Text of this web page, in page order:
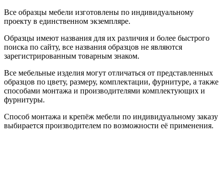
Все образцы мебели изготовлены по индивидуальному
проекту в единственном экземпляре.
Образцы имеют названия для их различия и более быстрого
поиска по сайту, все названия образцов не являются
зарегистрированным товарным знаком.
Все мебельные изделия могут отличаться от представленных
образцов по цвету, размеру, комплектации, фурнитуре, а также
способами монтажа и производителями комплектующих и
фурнитуры.
Способ монтажа и крепёж мебели по индивидуальному заказу
выбирается производителем по возможности её применения.